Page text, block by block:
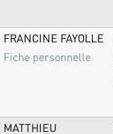
FRANCINE FAYOLLE
Fiche personnelle
MATTHIEU